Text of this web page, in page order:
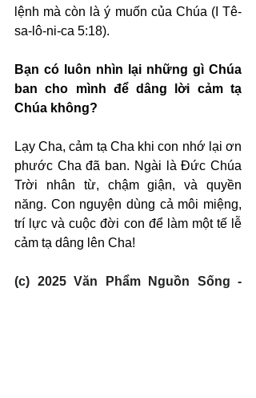
lệnh mà còn là ý muốn của Chúa (I Tê-
sa-lô-ni-ca 5:18).
Bạn có luôn nhìn lại những gì Chúa
ban cho mình để dâng lời cảm tạ
Chúa không?
Lạy Cha, cảm tạ Cha khi con nhớ lại ơn
phước Cha đã ban. Ngài là Đức Chúa
Trời nhân từ, chậm giận, và quyền
năng. Con nguyện dùng cả môi miệng,
trí lực và cuộc đời con để làm một tế lễ
cảm tạ dâng lên Cha!
(c) 2025 Văn Phẩm Nguồn Sống -